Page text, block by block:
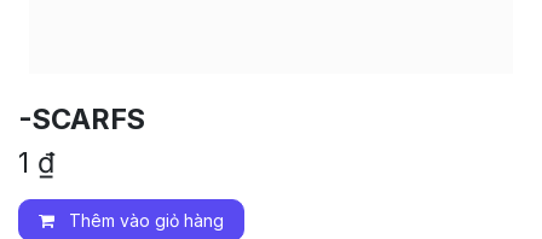
-SCARFS
1 ₫
Thêm vào giỏ hàng